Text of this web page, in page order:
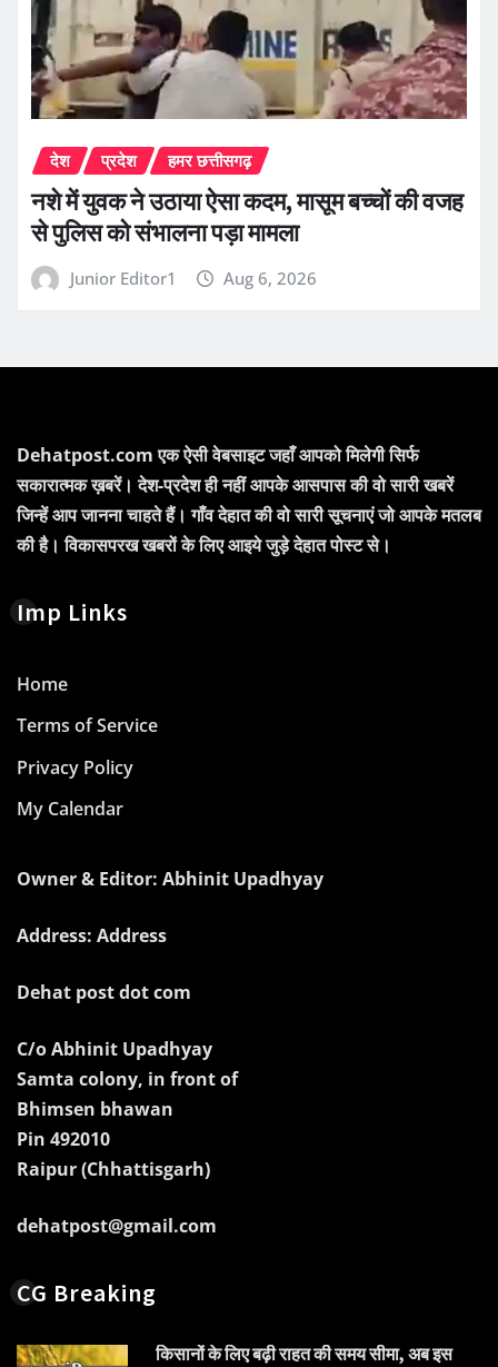
देश प्रदेश हमर छत्तीसगढ़
नशे में युवक ने उठाया ऐसा कदम, मासूम बच्चों की वजह
से पुलिस को संभालना पड़ा मामला
Junior Editor1 Aug 6, 2026
Dehatpost.com एक ऐसी वेबसाइट जहाँ आपको मिलेगी सिर्फ
सकारात्मक ख़बरें। देश-प्रदेश ही नहीं आपके आसपास की वो सारी खबरें
जिन्हें आप जानना चाहते हैं। गाँव देहात की वो सारी सूचनाएं जो आपके मतलब
की है। विकासपरख खबरों के लिए आइये जुड़े देहात पोस्ट से।
Imp Links
Home
Terms of Service
Privacy Policy
My Calendar
Owner & Editor: Abhinit Upadhyay
Address: Address
Dehat post dot com
C/o Abhinit Upadhyay
Samta colony, in front of
Bhimsen bhawan
Pin 492010
Raipur (Chhattisgarh)
dehatpost@gmail.com
CG Breaking
किसानों के लिए बढ़ी राहत की समय सीमा, अब इस